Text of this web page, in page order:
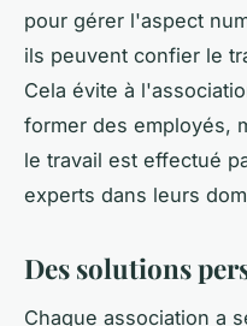
pour gérer l'aspect
ils peuvent confier le
Cela évite à
former des employés,
le travail est effectué
experts dans leurs
Des solutions
Chaque association a